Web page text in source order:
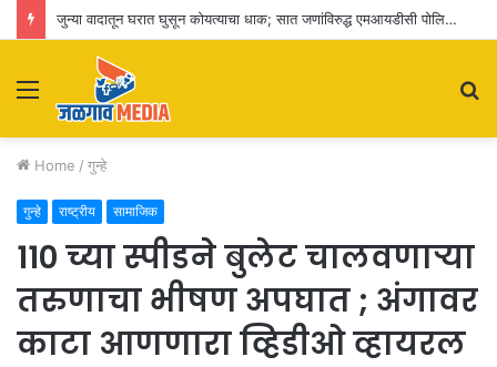
जुन्या वादातून घरात घुसून कोयत्याचा धाक; सात जणांविरुद्ध एमआयडीसी पोलिसांत गुन्हा दाखल
Menu
Home / गुन्हे
गुन्हे राष्ट्रीय सामाजिक
110 च्या स्पीडने बुलेट चालवणाऱ्या
तरुणाचा भीषण अपघात ; अंगावर
काटा आणणारा व्हिडीओ व्हायरल